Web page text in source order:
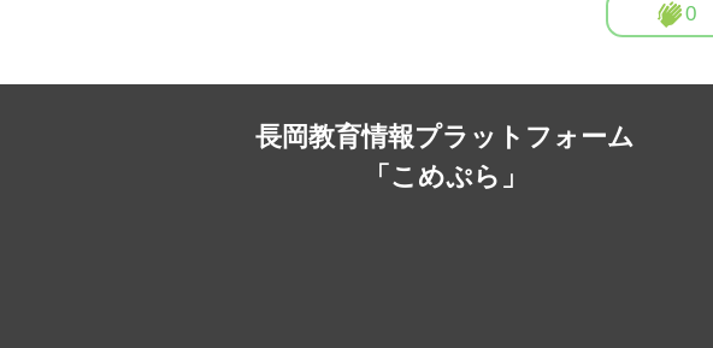
0
長岡教育情報プラットフォーム
「こめぷら」